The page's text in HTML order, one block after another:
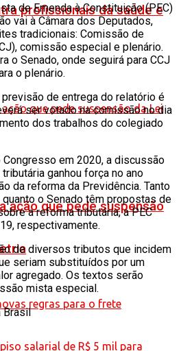
profissionais da saúde e
ação que pede suspensão
de Emenda à Constituição (PEC)
vai à Câmara dos Deputados,
tradicionais: Comissão de
comissão especial e plenário.
o Senado, onde seguirá para CCJ
o plenário.
de entrega do relatório é
ser votado na comissão no dia
dos trabalhos do colegiado
em 2020, a discussão
ganhou força no ano
da reforma da Previdência. Tanto
o Senado têm propostas de
a reforma tributária, a PEC
respectivamente.
de diversos tributos que incidem
seriam substituídos por um
agregado. Os textos serão
mista especial.
Brasil